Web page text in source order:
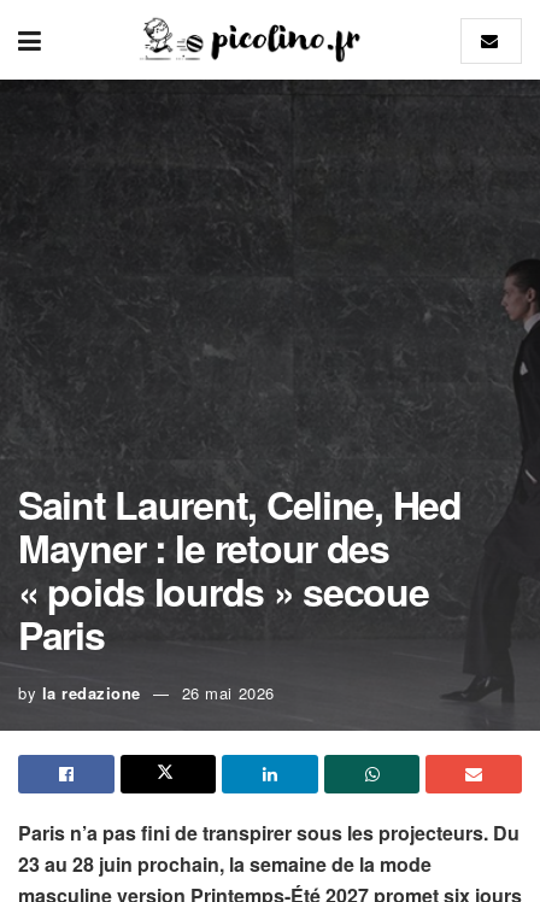
Saint Laurent, Celine, Hed
Mayner : le retour des
« poids lourds » secoue
Paris
by la redazione 26 mai 2026
Paris n’a pas fini de transpirer sous les projecteurs. Du
23 au 28 juin prochain, la semaine de la mode
masculine version Printemps-Été 2027 promet six jours